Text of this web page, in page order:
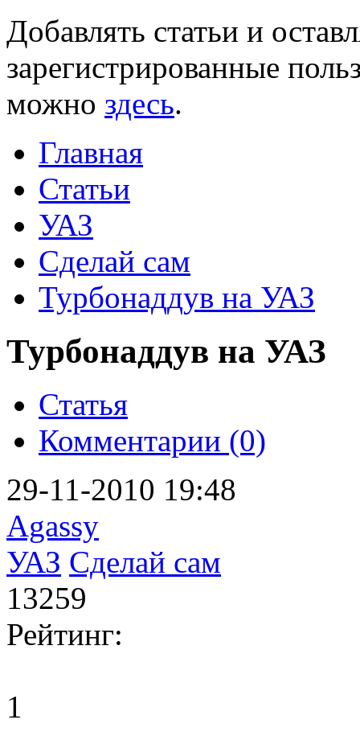
Добавлять статьи и
зарегистрированные
можно здесь.
Главная
Статьи
УАЗ
Сделай сам
Турбонаддув на УАЗ
Турбонаддув на УАЗ
Статья
Комментарии (0)
29-11-2010 19:48
Agassy
УАЗ Сделай сам
13259
Рейтинг:
1